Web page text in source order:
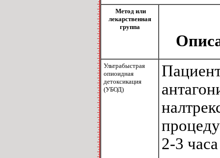
Метод или
лекарственная
группа
Ультрабыстрая
опиоидная
детоксикация
(УБОД)
2-3